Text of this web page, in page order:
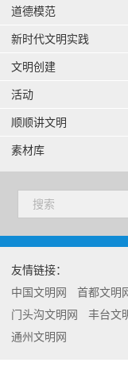
道德模范
新时代文明实践
文明创建
活动
顺顺讲文明
素材库
友情链接：
中国文明网
首都文明
门头沟文明网
丰台文
通州文明网